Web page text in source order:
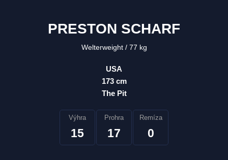
PRESTON SCHARF
Welterweight 77 kg
USA
173 cm
The Pit
Výhra
15
Prohra
17
Remíza
0